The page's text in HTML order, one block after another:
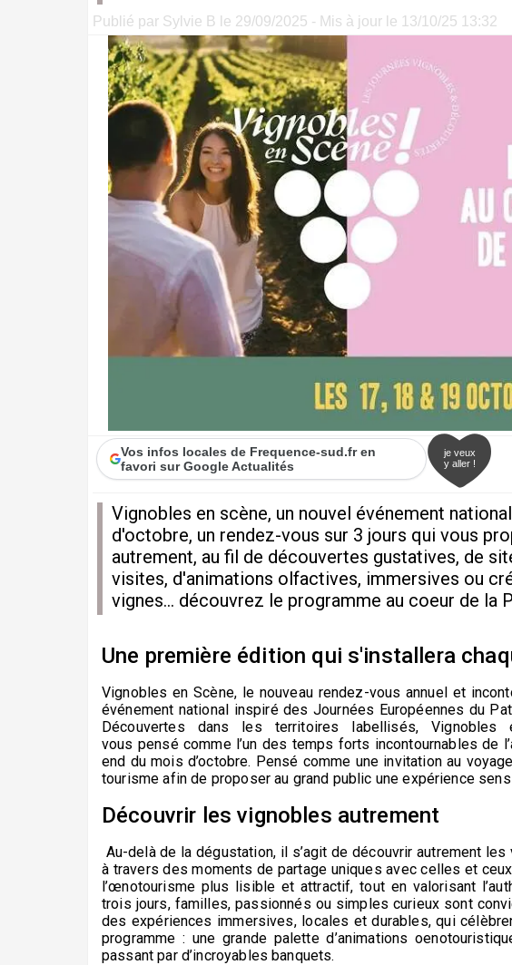
Publié par Sylvie B le 29/09/2025 - Mis à jour le 13/10/25 13:32
Vos infos locales de Frequence-sud.fr en
favori sur Google Actualités
je veux
y aller !
Vignobles en scène, un nouvel événement
d'octobre, un rendez-vous sur 3 jours qui vous
autrement, au fil de découvertes gustatives, de
visites, d'animations olfactives, immersives ou
vignes... découvrez le programme au coeur de la
Une première édition qui s'installera
Vignobles en Scène, le nouveau rendez-vousannuel et
événement national inspiré des Journées Européennes du
Découvertes dans les territoires labellisés,
vous pensécomme l’un des temps forts incontournables de
end du mois d’octobre. Pensé comme une invitation au
tourisme afin de proposer au grand public une expérience
Découvrir les vignobles autrement
Au-delà de la dégustation, il s’agit de découvrir autrement
à travers des moments de partage uniques avec celles et
l’œnotourisme plus lisible et attractif, tout en valorisant
trois jours, familles, passionnés ou simples curieux sont
des expériences immersives, locales et durables, qui
programme : une grande palette d’animations
passant par d’incroyables banquets.